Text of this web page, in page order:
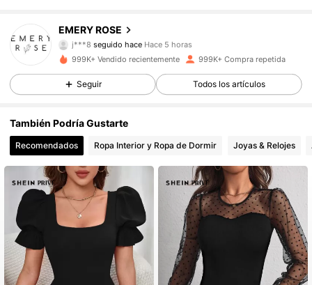
EMERY ROSE
j***8 seguido hace Hace 5 horas
4,80 1.8M Seguidores
1.8M Seguidores
999K+ Vendido recientemente 999K+ Compra repetida
Seguir Todos los artículos
También Podría Gustarte
Recomendados Ropa Interior y Ropa de Dormir Joyas & Relojes